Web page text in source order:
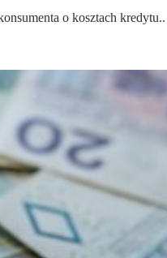
o kosztach kredytu..